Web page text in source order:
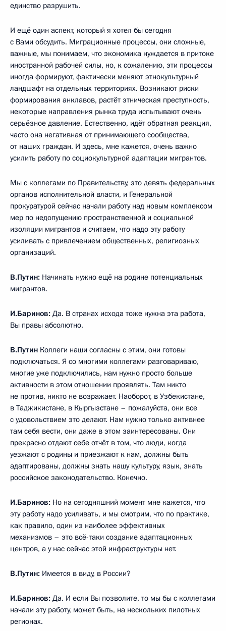
единство разрушить.
И ещё один аспект, который я хотел бы сегодня
с Вами обсудить. Миграционные процессы, они сложные,
важные, мы понимаем, что экономика нуждается в притоке
иностранной рабочей силы, но, к сожалению, эти процессы
иногда формируют, фактически меняют этнокультурный
ландшафт на отдельных территориях. Возникают риски
формирования анклавов, растёт этническая преступность,
некоторые направления рынка труда испытывают очень
серьёзное давление. Естественно, идёт обратная реакция,
часто она негативная от принимающего сообщества,
от наших граждан. И здесь, мне кажется, очень важно
усилить работу по социокультурной адаптации мигрантов.
Мы с коллегами по Правительству, это девять федеральных
органов исполнительной власти, и Генеральной
прокуратурой сейчас начали работу над новым комплексом
мер по недопущению пространственной и социальной
изоляции мигрантов и считаем, что надо эту работу
усиливать с привлечением общественных, религиозных
организаций.
В.Путин: Начинать нужно ещё на родине потенциальных
мигрантов.
И.Баринов: Да. В странах исхода тоже нужна эта работа,
Вы правы абсолютно.
В.Путин Коллеги наши согласны с этим, они готовы
подключаться. Я со многими коллегами разговариваю,
многие уже подключились, нам нужно просто больше
активности в этом отношении проявлять. Там никто
не против, никто не возражает. Наоборот, в Узбекистане,
в Таджикистане, в Кыргызстане – пожалуйста, они все
с удовольствием это делают. Нам нужно только активнее
там себя вести, они даже в этом заинтересованы. Они
прекрасно отдают себе отчёт в том, что люди, когда
уезжают с родины и приезжают к нам, должны быть
адаптированы, должны знать нашу культуру, язык, знать
российское законодательство. Конечно.
И.Баринов: Но на сегодняшний момент мне кажется, что
эту работу надо усиливать, и мы смотрим, что по практике,
как правило, один из наиболее эффективных
механизмов – это всё-таки создание адаптационных
центров, а у нас сейчас этой инфраструктуры нет.
В.Путин: Имеется в виду, в России?
И.Баринов: Да. И если Вы позволите, то мы бы с коллегами
начали эту работу, может быть, на нескольких пилотных
регионах.